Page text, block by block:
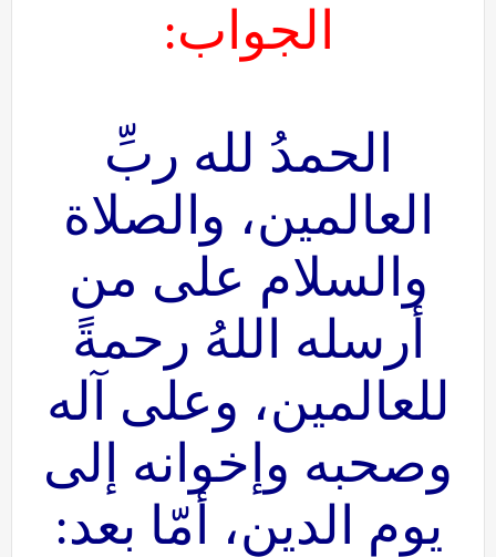
الجواب:
الحمدُ لله ربِّ
العالمين، والصلاة
والسلام على من
أرسله اللهُ رحمةً
للعالمين، وعلى آله
وصحبه وإخوانه إلى
يوم الدين، أمّا بعد: